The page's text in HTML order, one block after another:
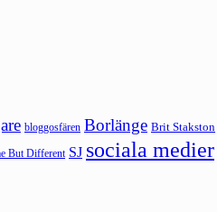
bloggosfären Borlänge Brit Stakston
But Different SJ sociala medier